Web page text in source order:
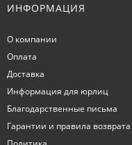
ИНФОРМАЦИЯ
О компании
Оплата
Доставка
Информация для юрлиц
Благодарственные письма
Гарантии и правила возврата